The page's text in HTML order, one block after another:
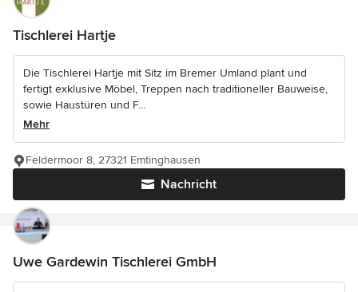
Tischlerei Hartje
Die Tischlerei Hartje mit Sitz im Bremer Umland plant und
fertigt exklusive Möbel, Treppen nach traditioneller Bauweise,
sowie Haustüren und F...
Mehr
Nachricht
Feldermoor 8, 27321 Emtinghausen
Uwe Gardewin Tischlerei GmbH